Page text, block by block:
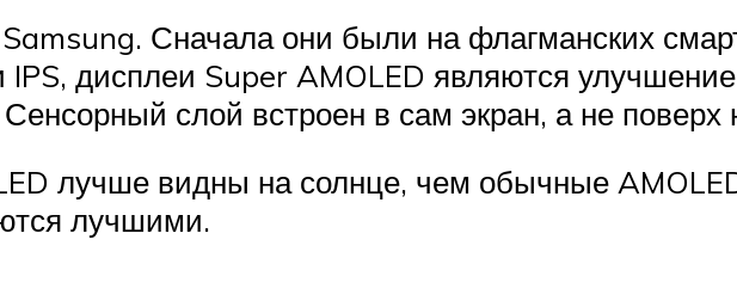
Сначала они были на флагманских
дисплеи Super AMOLED являются
слой встроен в сам экран, а не поверх
лучше видны на солнце, чем обычные
лучшими.